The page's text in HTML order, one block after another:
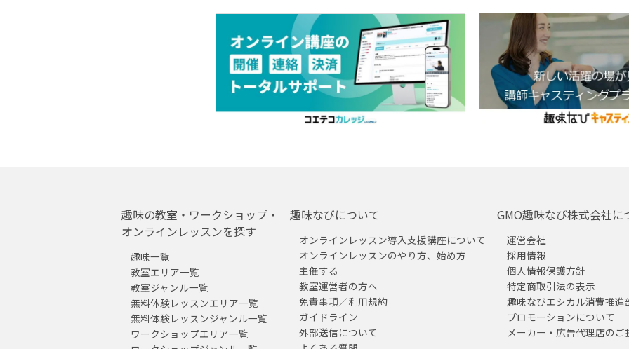
趣味の教室・ワークショップ・
オンラインレッスンを探す
趣味一覧
教室エリア一覧
教室ジャンル一覧
無料体験レッスンエリア一覧
無料体験レッスンジャンル一覧
ワークショップエリア一覧
趣味なびについて
オンラインレッスン導入支援講座について
オンラインレッスンのやり方、始め方
主催する
教室運営者の方へ
免責事項／利用規約
ガイドライン
外部送信について
GMO趣味なび株式会社に
運営会社
採用情報
個人情報保護方針
特定商取引法の表示
趣味なびエシカル消費推進
プロモーションについて
メーカー・広告代理店のご